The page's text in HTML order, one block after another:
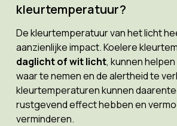
kleurtemperatuur?
De kleurtemperatuur van het licht
aanzienlijke impact. Koelere
daglicht of wit licht, kunnen
waar te nemen en de alertheid te
kleurtemperaturen kunnen
rustgevend effect hebben en
verminderen.